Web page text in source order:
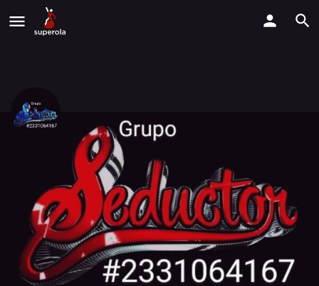
Grupo Seductor. De Froylan
Estamos disponibles para todo tipo de fiestas y eventos.
Llama Ahora
Perfil Explorar los Videos Solicitud de Reserva